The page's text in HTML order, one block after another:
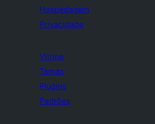
Hospedagem
Privacidade
Vitrine
Temas
Plugins
Padrões